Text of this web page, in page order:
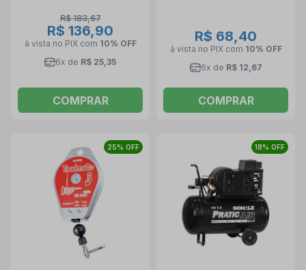
R$ 183,67
R$ 136,90
à vista no PIX com 10% OFF
6x de R$ 25,35
COMPRAR
R$ 68,40
à vista no PIX com 10% OFF
6x de R$ 12,67
COMPRAR
25% OFF 18% OFF